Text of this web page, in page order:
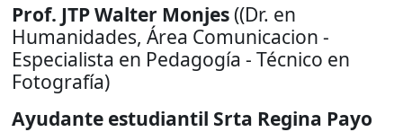
Prof. JTP Walter Monjes((Dr. en
Humanidades, Área Comunicacion -
Especialista en Pedagogía - Técnico en
Fotografía)
Ayudante estudiantil Srta Regina Payo